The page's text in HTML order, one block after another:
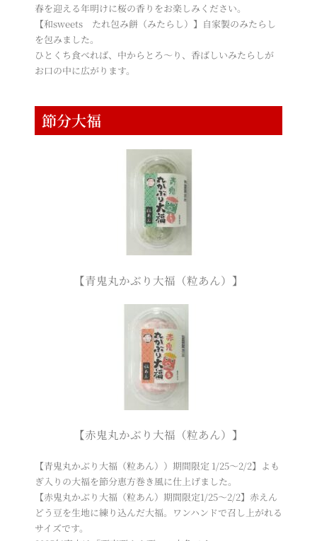
春を迎える年明けに桜の香りをお楽しみください。
【和sweets たれ包み餅（みたらし）】自家製のみたらし
を包みました。
ひとくち食べれば、中からとろ～り、香ばしいみたらしが
お口の中に広がります。
節分大福
【青鬼丸かぶり大福（粒あん）】
【赤鬼丸かぶり大福（粒あん）】
【青鬼丸かぶり大福（粒あん））期間限定 1/25～2/2】よも
ぎ入りの大福を節分恵方巻き風に仕上げました。
【赤鬼丸かぶり大福（粒あん）期間限定1/25～2/2】赤えん
どう豆を生地に練り込んだ大福。ワンハンドで召し上がれる
サイズです。